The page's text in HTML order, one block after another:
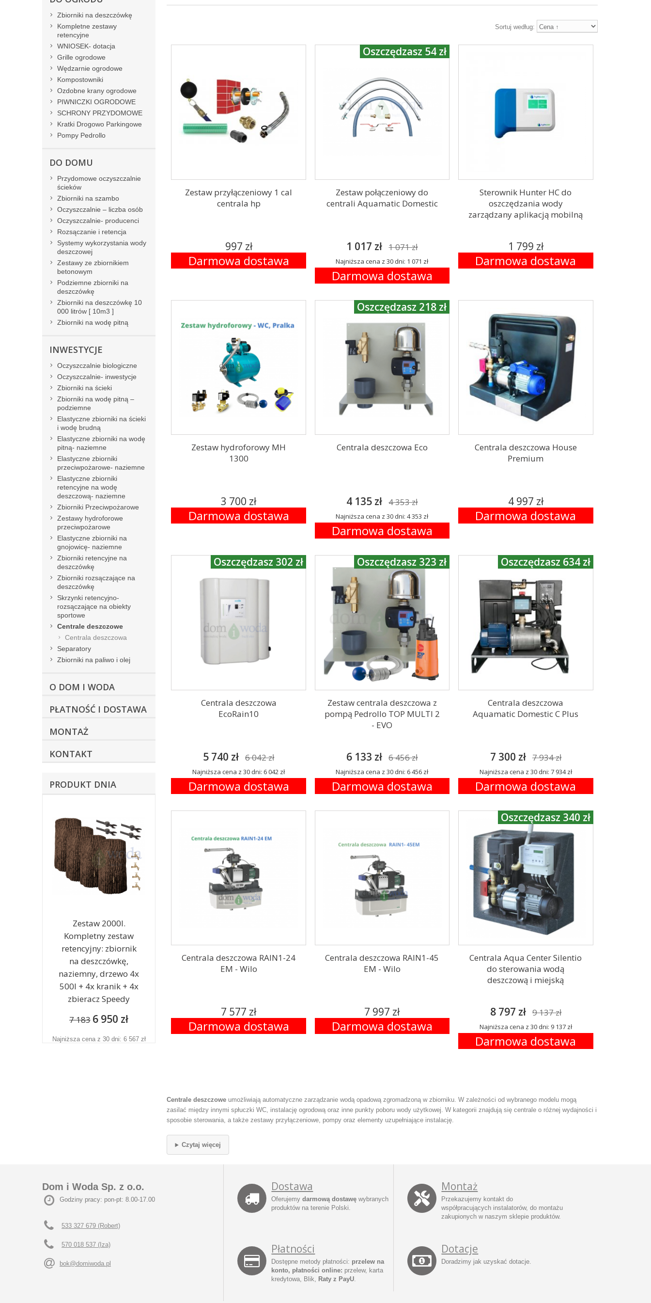
Zbiorniki na deszczówkę
Kompletne zestawy
retencyjne
WNIOSEK- dotacja
Grille ogrodowe
Wędzarnie ogrodowe
Kompostowniki
Ozdobne krany ogrodowe
PIWNICZKI OGRODOWE
SCHRONY PRZYDOMOWE
Kratki Drogowo Parkingowe
Pompy Pedrollo
DO DOMU
Przydomowe oczyszczalnie
ścieków
Zbiorniki na szambo
Oczyszczalnie – liczba osób
Oczyszczalnie- producenci
Rozsączanie i retencja
Systemy wykorzystania wody
deszczowej
Zestawy ze zbiornikiem
betonowym
Podziemne zbiorniki na
deszczówkę
Zbiorniki na deszczówkę 10
000 litrów [ 10m3 ]
Zbiorniki na wodę pitną
INWESTYCJE
Oczyszczalnie biologiczne
Oczyszczalnie- inwestycje
Zbiorniki na ścieki
Zbiorniki na wodę pitną –
podziemne
Elastyczne zbiorniki na ścieki
i wodę brudną
Elastyczne zbiorniki na wodę
pitną- naziemne
Elastyczne zbiorniki
przeciwpożarowe- naziemne
Elastyczne zbiorniki
retencyjne na wodę
deszczową- naziemne
Zbiorniki Przeciwpożarowe
Zestawy hydroforowe
przeciwpożarowe
Elastyczne zbiorniki na
gnojowicę- naziemne
Zbiorniki retencyjne na
deszczówkę
Zbiorniki rozsączające na
deszczówkę
Skrzynki retencyjno-
rozsączające na obiekty
sportowe
Centrale deszczowe
Centrala deszczowa
Separatory
Zbiorniki na paliwo i olej
O DOM I WODA
PŁATNOŚĆ I DOSTAWA
MONTAŻ
KONTAKT
PRODUKT DNIA
Zestaw 2000l.
Kompletny zestaw
retencyjny: zbiornik
na deszczówkę,
naziemny, drzewo 4x
500l + 4x kranik + 4x
zbieracz Speedy
7 183 6 950 zł
Najniższa cena z 30 dni: 6 567 zł
Sortuj według:
Zestaw przyłączeniowy 1 cal
centrala hp
997 zł
Darmowa dostawa
Zestaw połączeniowy do
centrali Aquamatic Domestic
1 017 zł 1 071 zł
Najniższa cena z 30 dni: 1 071 zł
Darmowa dostawa
Oszczędzasz 54 zł
Sterownik Hunter HC do
oszczędzania wody
zarządzany aplikacją mobilną
1 799 zł
Darmowa dostawa
Zestaw hydroforowy MH
1300
3 700 zł
Darmowa dostawa
Centrala deszczowa Eco
4 135 zł 4 353 zł
Najniższa cena z 30 dni: 4 353 zł
Darmowa dostawa
Oszczędzasz 218 zł
Centrala deszczowa House
Premium
4 997 zł
Darmowa dostawa
Centrala deszczowa
EcoRain10
5 740 zł 6 042 zł
Najniższa cena z 30 dni: 6 042 zł
Darmowa dostawa
Oszczędzasz 302 zł
Zestaw centrala deszczowa z
pompą Pedrollo TOP MULTI 2
- EVO
6 133 zł 6 456 zł
Najniższa cena z 30 dni: 6 456 zł
Darmowa dostawa
Oszczędzasz 323 zł
Centrala deszczowa
Aquamatic Domestic C Plus
7 300 zł 7 934 zł
Najniższa cena z 30 dni: 7 934 zł
Darmowa dostawa
Oszczędzasz 634 zł
Centrala deszczowa RAIN1-24
EM - Wilo
7 577 zł
Darmowa dostawa
Centrala deszczowa RAIN1-45
EM - Wilo
7 997 zł
Darmowa dostawa
Centrala Aqua Center Silentio
do sterowania wodą
deszczową i miejską
8 797 zł 9 137 zł
Najniższa cena z 30 dni: 9 137 zł
Darmowa dostawa
Oszczędzasz 340 zł
Centrale deszczowe umożliwiają automatyczne zarządzanie wodą opadową zgromadzoną w zbiorniku. W zależności od wybranego modelu mogą
zasilać między innymi spłuczki WC, instalację ogrodową oraz inne punkty poboru wody użytkowej. W kategorii znajdują się centrale o różnej wydajności i
sposobie sterowania, a także zestawy przyłączeniowe, pompy oraz elementy uzupełniające instalację.
Czytaj więcej
Dom i Woda Sp. z o.o.
Godziny pracy: pon-pt: 8.00-17.00
533 327 679 (Robert)
570 018 537 (Iza)
bok@domiwoda.pl
Dostawa
Oferujemydarmową dostawę wybranych
produktów na terenie Polski.
Płatności
Dostępne metody płatności: przelew na
konto, płatności online: przelew, karta
kredytowa, Blik, Raty z PayU.
Montaż
Przekazujemy kontakt do
współpracujących instalatorów, do montażu
zakupionych w naszym sklepie produktów.
Dotacje
Doradzimy jak uzyskać dotacje.